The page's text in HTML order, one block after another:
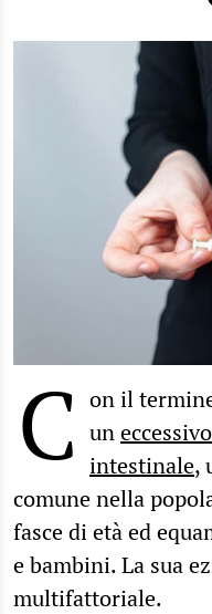
C on il
un
intestinale,
comune nella
fasce di età ed
e bambini. La sua
multifattoriale.